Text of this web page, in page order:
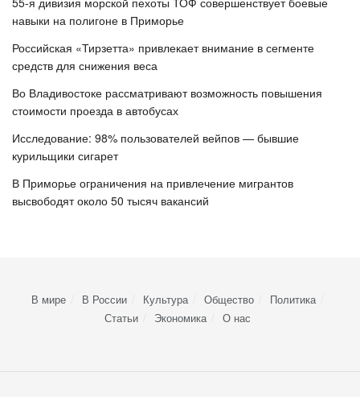
навыки на полигоне в Приморье
Российская «Тирзетта» привлекает внимание в сегменте
средств для снижения веса
Во Владивостоке рассматривают возможность повышения
стоимости проезда в автобусах
Исследование: 98% пользователей вейпов — бывшие
курильщики сигарет
В Приморье ограничения на привлечение мигрантов
высвободят около 50 тысяч вакансий
В мире В России Культура Общество
Политика
Статьи
Экономика О нас